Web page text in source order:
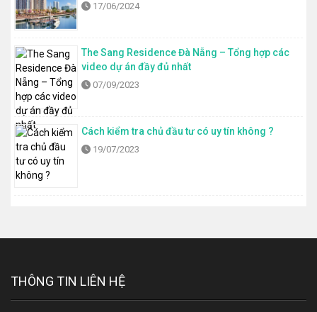
17/06/2024
The Sang Residence Đà Nẵng – Tổng hợp các
video dự án đầy đủ nhất
07/09/2023
Cách kiểm tra chủ đầu tư có uy tín không ?
19/07/2023
THÔNG TIN LIÊN HỆ